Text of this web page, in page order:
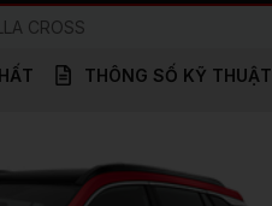
CROSS
THÔNG SỐ KỸ THUẬT